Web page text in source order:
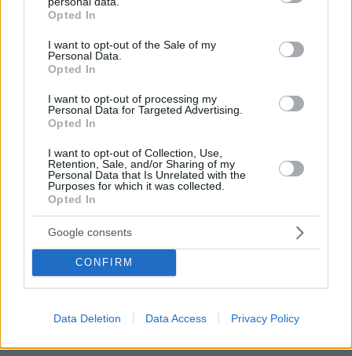
grant or deny consent to Google and its third-party tags to
use your data for below specified purposes in below Google
consent section.
Opted In
I want to opt-out of the Sale of my
Personal Data.
Opted In
I want to opt-out of processing my
Personal Data for Targeted Advertising.
Opted In
I want to opt-out of Collection, Use,
Retention, Sale, and/or Sharing of my
Personal Data that Is Unrelated with the
Purposes for which it was collected.
Opted In
Google consents
CONFIRM
Data Deletion Data Access Privacy Policy
Κάτι αλλάζει στον χάρτη της πανεπιστημιακής εκπαίδευσης
στην Ελλάδα
Εθνική Τράπεζα: Η κορυφαία επιλογή για τη χρηματοδότηση
μεγάλων έργων
30.07.2026, 15:25
29.07.2026, 09:39